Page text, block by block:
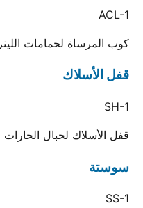
ACL-1
كوب المرساة لحمامات اللينر
قفل الأسلاك
SH-1
قفل الأسلاك لحبال الحارات
سوستة
SS-1